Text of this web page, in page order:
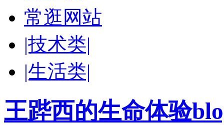
常逛网站
|技术类|
|生活类|
王跸西的生命体验